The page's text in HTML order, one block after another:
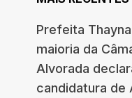
Prefeita
maioria da
Alvorada
candidatura de